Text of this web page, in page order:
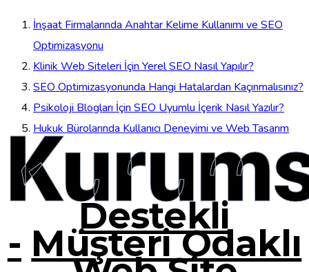
İnşaat Firmalarında Anahtar Kelime Kullanımı ve SEO
Optimizasyonu
Klinik Web Siteleri İçin Yerel SEO Nasıl Yapılır?
SEO Optimizasyonunda Hangi Hatalardan Kaçınmalısınız?
Psikoloji Blogları İçin SEO Uyumlu İçerik Nasıl Yazılır?
Hukuk Bürolarında Kullanıcı Deneyimi ve Web Tasarım
Destekli
- Müşteri Odaklı